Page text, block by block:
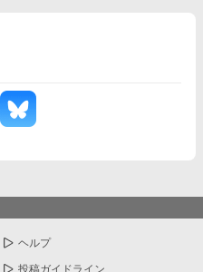
ヘルプ
投稿ガイドライン